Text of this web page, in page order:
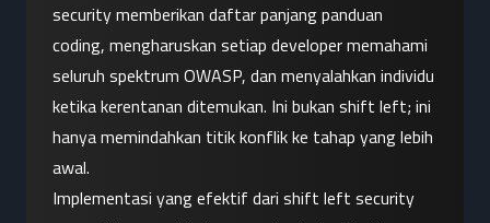
security memberikan daftar panjang panduan
coding, mengharuskan setiap developer memahami
seluruh spektrum OWASP, dan menyalahkan individu
ketika kerentanan ditemukan. Ini bukan shift left; ini
hanya memindahkan titik konflik ke tahap yang lebih
awal.
Implementasi yang efektif dari shift left security